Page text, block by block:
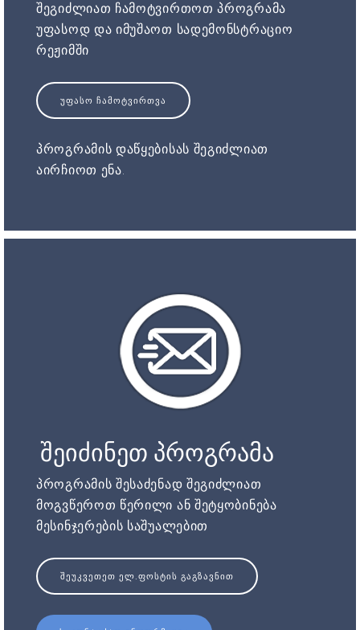
შეგიძლიათ ჩამოტვირთოთ პროგრამა
უფასოდ და იმუშაოთ სადემონსტრაციო
რეჟიმში
ᲣᲤᲐᲡᲝ ᲩᲐᲛᲝᲢᲕᲘᲠᲗᲕᲐ
პროგრამის დაწყებისას შეგიძლიათ
აირჩიოთ ენა.
შეიძინეთ პროგრამა
პროგრამის შესაძენად შეგიძლიათ
მოგვწეროთ წერილი ან შეტყობინება
მესინჯერების საშუალებით
ᲨᲔᲣᲙᲕᲔᲗᲔᲗ ᲔᲚ.ᲤᲝᲡᲢᲘᲡ ᲒᲐᲒᲖᲐᲕᲜᲘᲗ